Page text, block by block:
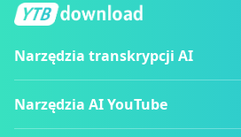
Narzędzia transkrypcji AI
Narzędzia AI YouTube